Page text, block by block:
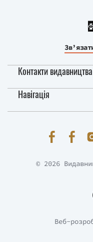
Контакти видавництва
Навігація
Веб-
© 2026